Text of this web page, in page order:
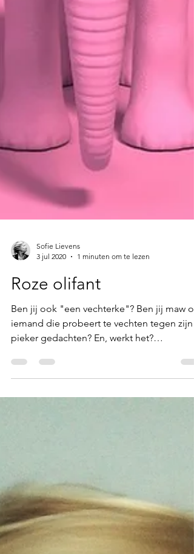
3 jul 2020
1 minuten om te lezen
Roze olifant
Ben jij ook "een vechterke"? Ben jij maw
iemand die probeert te vechten tegen zijn
pieker gedachten? En, werkt het?